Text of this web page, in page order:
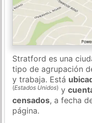
Stratford es una
tipo de agrupación
y trabaja. Está
(Estados Unidos) y
censados, a fecha
página.